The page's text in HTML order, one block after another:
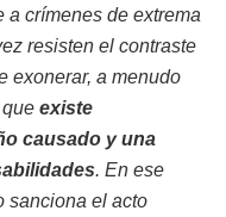
a crímenes de extrema
resisten el contraste
exonerar, a menudo
existe
causado y una
. En ese
sanciona el acto